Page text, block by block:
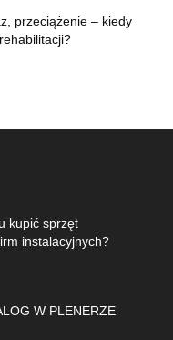
przeciążenie – kiedy
kupić sprzęt
instalacyjnych?
W PLENERZE